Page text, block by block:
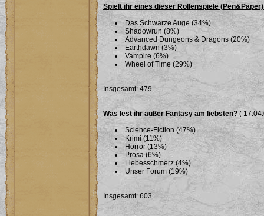
Spielt ihr eines dieser Rollenspiele
Das Schwarze Auge (34%)
Shadowrun (8%)
Advanced Dungeons & Dragons (20%)
Earthdawn (3%)
Vampire (6%)
Wheel of Time (29%)
Insgesamt: 479
Was lest ihr außer Fantasy am liebsten? (
Science-Fiction (47%)
Krimi (11%)
Horror (13%)
Prosa (6%)
Liebesschmerz (4%)
Unser Forum (19%)
Insgesamt: 603